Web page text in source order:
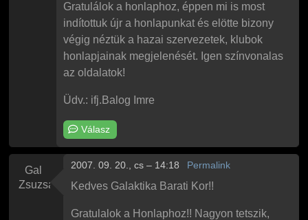
Gratulálok a honlaphoz, éppen mi is most
indítottuk újr a honlapunkat és elötte bizony
végig néztük a hazai szervezetek, klubok
honlapjainak megjelenését. Igen színvonalas
az oldalatok!
Üdv.: ifj.Balog Imre
Válasz
Gal
Zsuzsanna
2007. 09. 20., cs – 14:18 Permalink
Kedves Galaktika Barati Kor!!
Gratulalok a Honlaphoz!! Nagyon tetszik,